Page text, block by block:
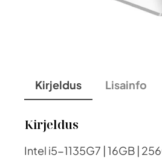
Kirjeldus
Lisainfo
Kirjeldus
Intel i5-1135G7 | 16GB |